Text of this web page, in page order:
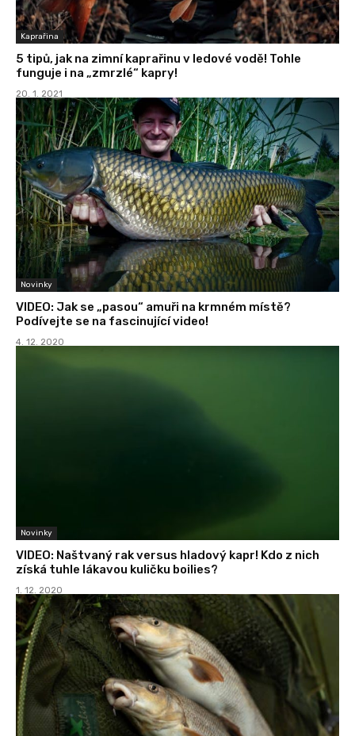
Kaprařina
5 tipů, jak na zimní kaprařinu v ledové vodě! Tohle
funguje i na „zmrzlé“ kapry!
20. 1. 2021
Novinky
VIDEO: Jak se „pasou“ amuři na krmném místě?
Podívejte se na fascinující video!
4. 12. 2020
Novinky
VIDEO: Naštvaný rak versus hladový kapr! Kdo z nich
získá tuhle lákavou kuličku boilies?
1. 12. 2020